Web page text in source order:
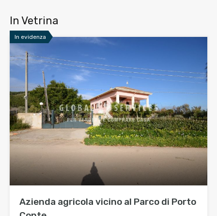
In Vetrina
In evidenza
Azienda agricola vicino al Parco di Porto